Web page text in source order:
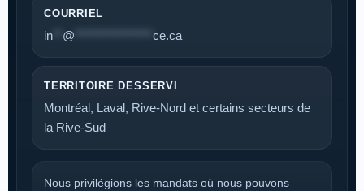
COURRIEL
in @ ce.ca
TERRITOIRE DESSERVI
Montréal, Laval, Rive-Nord et certains secteurs de
la Rive-Sud
Nous privilégions les mandats où nous pouvons